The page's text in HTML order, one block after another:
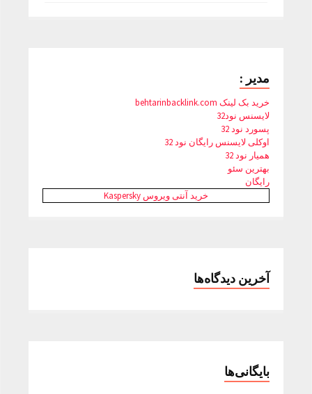
مدیر :
خرید بک لینک behtarinbacklink.com
لایسنس نود32
پسورد نود 32
اوکلی لایسنس رایگان نود 32
همیار نود 32
بهترین سئو
رایگان
خرید آنتی ویروس Kaspersky
آخرین دیدگاه‌ها
بایگانی‌ها